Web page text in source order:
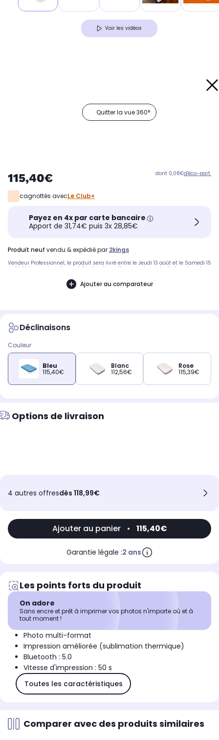
Voir les vidéos
Quitter la vue 360°
115,40€ dont 0,08€d'éco-part.
cagnottés avecLe Club+
Payez en 4x par carte bancaire
Apport de 31,74€ puis 3x 28,85€
produit neuf vendu & expédié par 2kings
Vendeur Professionnel, le produit sera livré entre le Jeudi 13 août et le Samedi 15
août. Notre service client est à votre disposition avant, pendant et après votre
Ajouter au comparateur
Déclinaisons
Couleur
Bleu
115,40€
Blanc
112,56€
Rose
115,39€
Options de livraison
4 autres offresdès 118,99€
Ajouter au panier • 115,40€
Garantie légale :2 ans
Les points forts du produit
On adore
Sans encre et prêt à imprimer vos photos n'importe où et à
tout moment !
Photo multi-format
Impression améliorée (sublimation thermique)
Bluetooth : 5.0
Vitesse d'impression : 50 s
Toutes les caractéristiques
Comparer avec des produits similaires